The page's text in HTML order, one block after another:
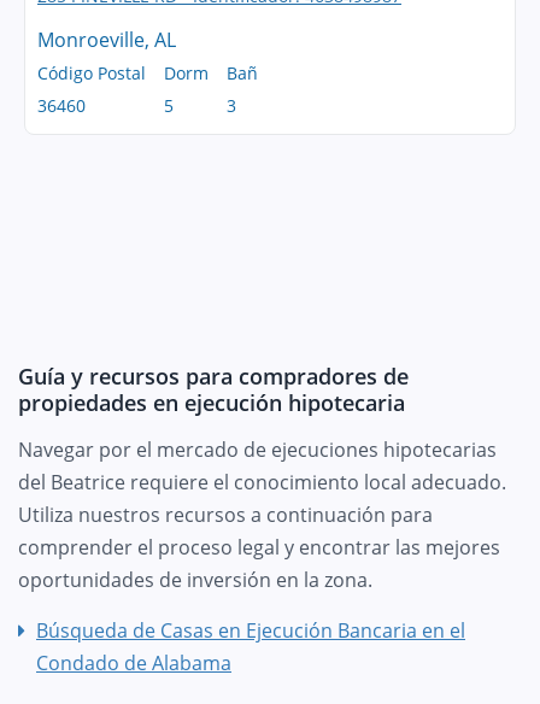
Monroeville, AL
Código Postal
36460
Dorm
5
Bañ
3
Guía y recursos para compradores de
propiedades en ejecución hipotecaria
Navegar por el mercado de ejecuciones hipotecarias
del Beatrice requiere el conocimiento local adecuado.
Utiliza nuestros recursos a continuación para
comprender el proceso legal y encontrar las mejores
oportunidades de inversión en la zona.
Búsqueda de Casas en Ejecución Bancaria en el
Condado de Alabama